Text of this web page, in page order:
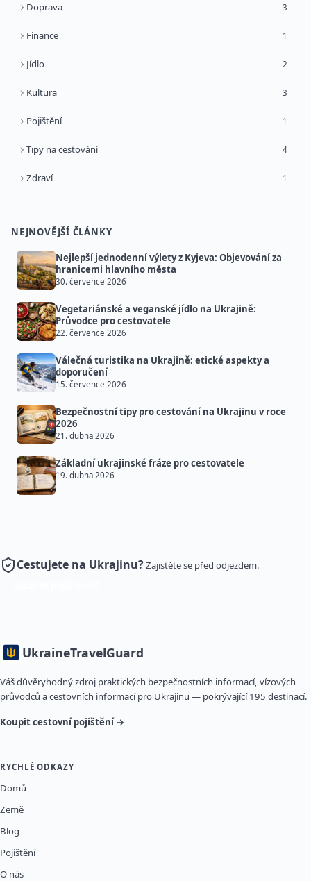
Doprava 3
Finance 1
Jídlo 2
Kultura 3
Pojištění 1
Tipy na cestování 4
Zdraví 1
NEJNOVĚJŠÍ ČLÁNKY
Nejlepší jednodenní výlety z Kyjeva: Objevování za
hranicemi hlavního města
30. července 2026
Vegetariánské a veganské jídlo na Ukrajině:
Průvodce pro cestovatele
22. července 2026
Válečná turistika na Ukrajině: etické aspekty a
doporučení
15. července 2026
Bezpečnostní tipy pro cestování na Ukrajinu v roce
2026
21. dubna 2026
Základní ukrajinské fráze pro cestovatele
19. dubna 2026
Cestujete na Ukrajinu?Zajistěte se před odjezdem.
UkraineTravelGuard
Váš důvěryhodný zdroj praktických bezpečnostních informací, vízových
průvodců a cestovních informací pro Ukrajinu — pokrývající 195 destinací.
Koupit cestovní pojištění →
RYCHLÉ ODKAZY
Domů
Země
Blog
Pojištění
O nás